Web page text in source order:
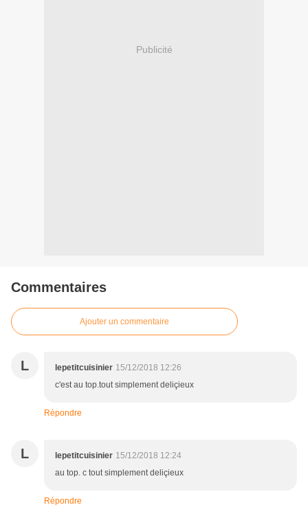
Publicité
Commentaires
Ajouter un commentaire
L lepetitcuisinier 15/12/2018 12:26
c'est au top.tout simplement deliçieux
Répondre
L lepetitcuisinier 15/12/2018 12:24
au top. c tout simplement deliçieux
Répondre